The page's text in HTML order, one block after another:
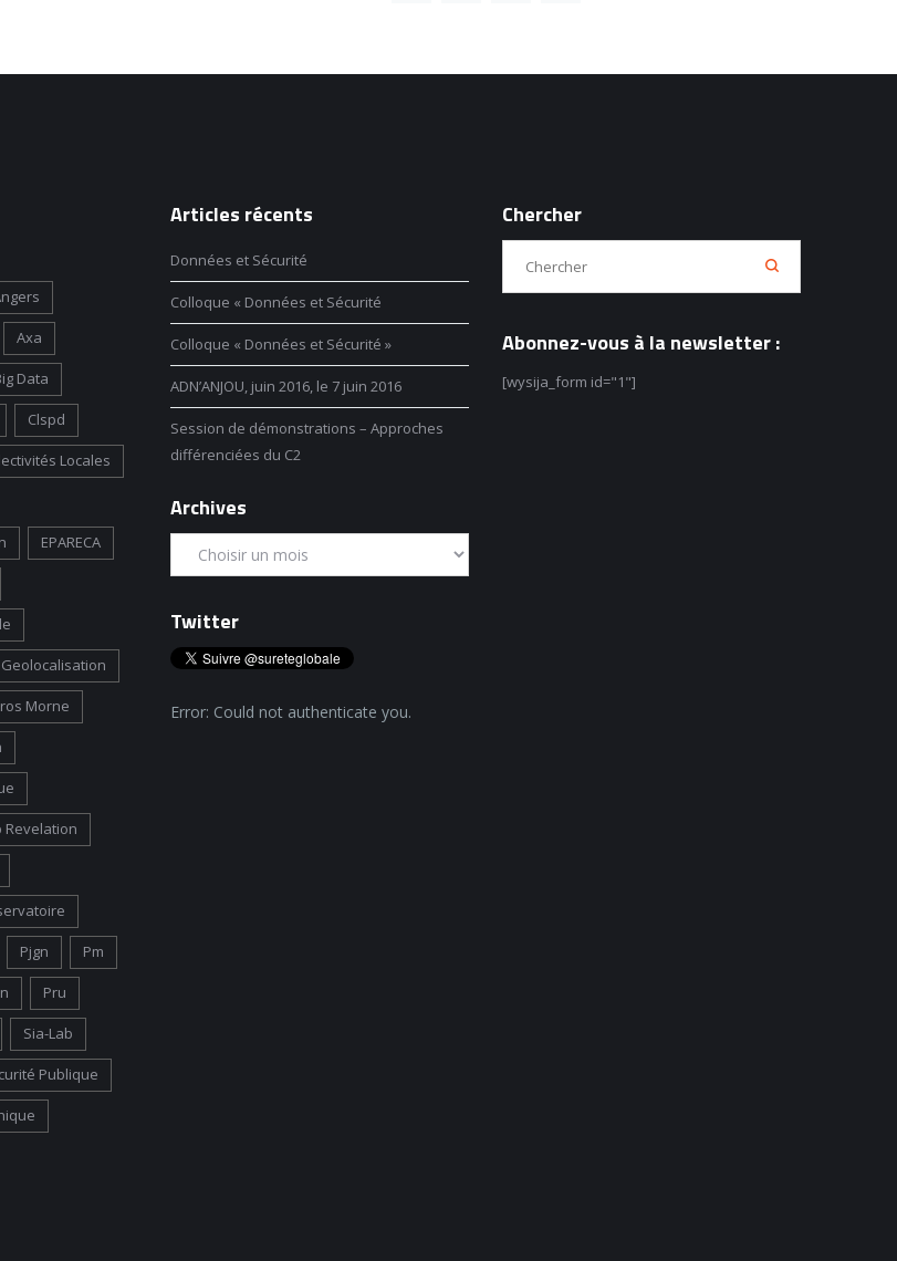
Axa
Data
Clspd
Locales
EPARECA
Geolocalisation
Morne
Revelation
Pjgn Pm
Pru
Sia-Lab
Publique
Articles récents
Données et Sécurité
Colloque « Données et Sécurité
Colloque « Données et Sécurité »
ADN’ANJOU, juin 2016, le 7 juin 2016
Session de démonstrations – Approches
différenciées du C2
Archives
Twitter
Error: Could not authenticate you.
Chercher
Abonnez-vous à la newsletter :
[wysija_form id="1"]